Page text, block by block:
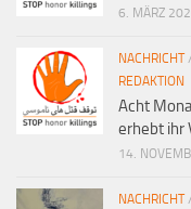
6. MÄRZ
NACHRICHT/
REDAKTION
Acht
erhebt ihr
14.
NACHRICHT/